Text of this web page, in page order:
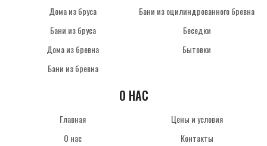
Дома из бруса
Бани из бруса
Дома из бревна
Бани из бревна
Бани из оцилиндрованного бревна
Беседки
Бытовки
О НАС
Главная
О нас
Цены и условия
Контакты